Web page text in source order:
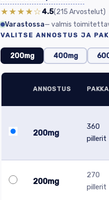
★★★★☆4.5(215 Arvostelut)
Varastossa— valmis
VALITSE ANNOSTUS JA
200mg 400mg
ANNOSTUS
200mg
360
pillerit
200mg
270
pillerit